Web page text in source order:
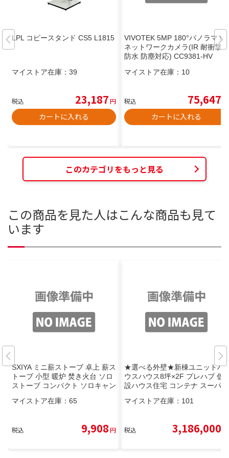
LPL コピースタンド CS5 L1815
マイストア在庫： 39
税込 23,187円
カートに入れる
VIVOTEK 5MP 180°パノラマ IP
ネットワークカメラ(IR 耐衝撃
防水 防塵対応) CC9381-HV
マイストア在庫： 10
税込 75,647
カートに入れる
このカテゴリをもっと見る
この商品を見た人はこんな商品も見て
います
SXIYA ミニ薪ストーブ 卓上 薪ス
トーブ 小型 暖炉 焚き火台 ソロ
ストーブ コンパクト ソロキャン
テ
マイストア在庫： 65
税込 9,908円
★選べる外壁★新棟ユニットハ
ウスハウス8坪×2F プレハブ 仮
設ハウス住宅 コンテナ スーパー
神奈川 福島
マイストア在庫： 101
税込 3,186,000